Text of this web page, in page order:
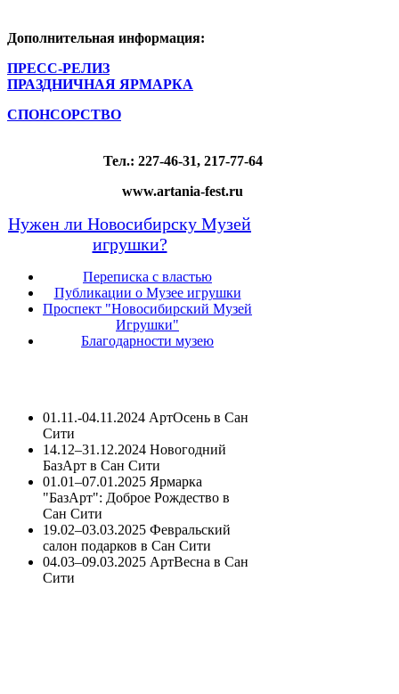
Дополнительная информация:
ПРЕСС-РЕЛИЗ
ПРАЗДНИЧНАЯ ЯРМАРКА
СПОНСОРСТВО
Тел.: 227-46-31, 217-77-64
www.artania-fest.ru
Нужен ли Новосибирску Музей
игрушки?
Переписка с властью
Публикации о Музее игрушки
Проспект "Новосибирский Музей
Игрушки"
Благодарности музею
01.11.-04.11.2024 АртОсень в Сан
Сити
14.12–31.12.2024 Новогодний
БазАрт в Сан Сити
01.01–07.01.2025 Ярмарка
"БазАрт": Доброе Рождество в
Сан Сити
19.02–03.03.2025 Февральский
салон подарков в Сан Сити
04.03–09.03.2025 АртВесна в Сан
Сити